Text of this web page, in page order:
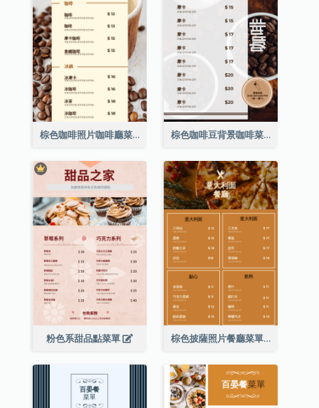
棕色咖啡照片咖啡廳菜單 棕色咖啡豆背景咖啡菜單
粉色系甜品點菜單 棕色披薩照片餐廳菜單